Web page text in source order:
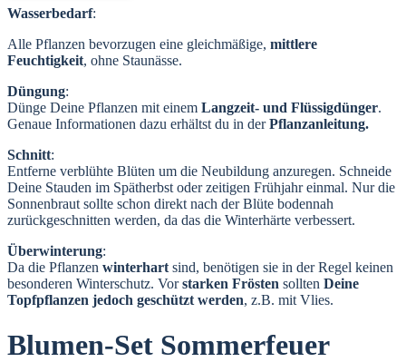
Wasserbedarf:
Alle Pflanzen bevorzugen eine gleichmäßige, mittlere
Feuchtigkeit, ohne Staunässe.
Düngung:
Dünge Deine Pflanzen mit einem Langzeit- und Flüssigdünger.
Genaue Informationen dazu erhältst du in derPflanzanleitung.
Schnitt:
Entferne verblühte Blüten um die Neubildung anzuregen. Schneide
Deine Stauden im Spätherbst oder zeitigen Frühjahr einmal. Nur die
Sonnenbraut sollte schon direkt nach der Blüte bodennah
zurückgeschnitten werden, da das die Winterhärte verbessert.
Überwinterung:
Da die Pflanzen winterhart sind, benötigen sie in der Regel keinen
besonderen Winterschutz. Vorstarken Frösten sollten Deine
Topfpflanzen jedoch geschützt werden, z.B. mit Vlies.
Blumen-Set Sommerfeuer